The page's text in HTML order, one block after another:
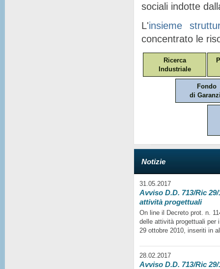
sociali indotte
L'insieme
concentrato le
Ricerca
Industriale
Fondo
di
Notizie
31.05.2017
Avviso D.D. 713/Ric
attività progettuali
On line il Decreto prot. n.
delle attività progettuali per
29 ottobre 2010, inseriti in
28.02.2017
Avviso D.D. 713/Ric